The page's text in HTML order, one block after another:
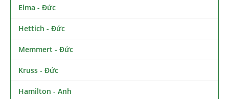
Elma - Đức
Hettich - Đức
Memmert - Đức
Kruss - Đức
Hamilton - Anh